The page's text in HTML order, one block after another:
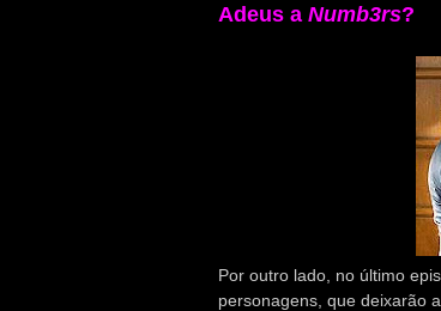
Adeus a Numb3rs?
Por outro lado, no último
personagens, que deixarão